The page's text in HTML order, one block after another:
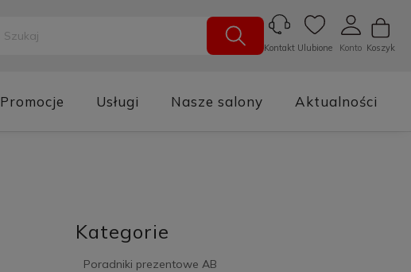
Koszyk
Konto
Ulubione
Kontakt
Promocje Usługi Nasze salony Aktualności
Kategorie
Poradniki prezentowe AB